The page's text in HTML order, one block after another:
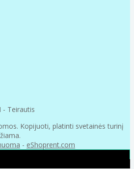
- Teirautis
Kopijuoti, platinti svetainės turinį
- eShoprent.com